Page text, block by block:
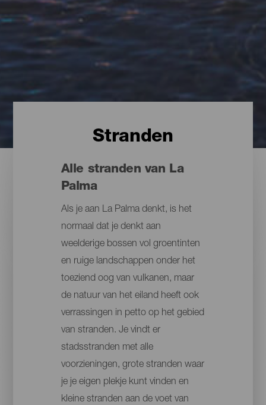
Stranden
Alle stranden van La
Palma
Als je aan La Palma denkt, is het
normaal dat je denkt aan
weelderige bossen vol groentinten
en ruige landschappen onder het
toeziend oog van vulkanen, maar
de natuur van het eiland heeft ook
verrassingen in petto op het gebied
van stranden. Je vindt er
stadsstranden met alle
voorzieningen, grote stranden waar
je je eigen plekje kunt vinden en
kleine stranden aan de voet van